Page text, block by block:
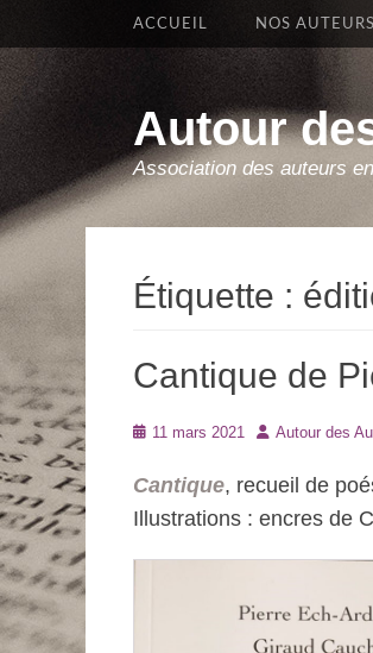
Autour
Association des auteurs
Premier Menu
Aller
ACCUEIL NOS AUTEURS
Étiquette :
Cantique de
Posté11 mars 2021 Auteur
Autour des
Cantique, recueil de
Illustrations : encres de